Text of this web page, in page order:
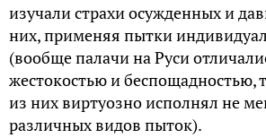
изучали страхи осужденных и
них, применяя пытки
(вообще палачи на Руси
жестокостью и беспощадностью,
из них виртуозно исполнял не
различных видов пыток).